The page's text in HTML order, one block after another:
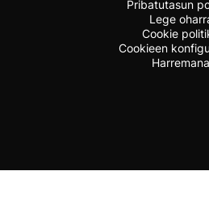
Pribatutasun
Lege
Cookie
Cookieen
Harremana